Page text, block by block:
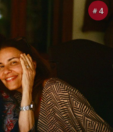
# 4